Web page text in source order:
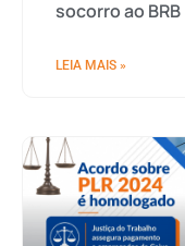
socorro ao BRB
LEIA MAIS »